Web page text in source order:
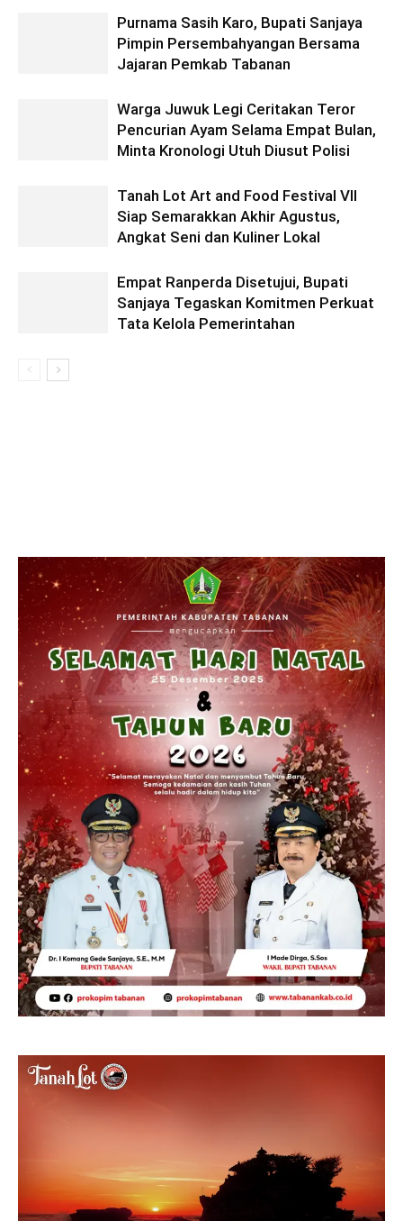
Purnama Sasih Karo, Bupati Sanjaya
Pimpin Persembahyangan Bersama
Jajaran Pemkab Tabanan
Warga Juwuk Legi Ceritakan Teror
Pencurian Ayam Selama Empat Bulan,
Minta Kronologi Utuh Diusut Polisi
Tanah Lot Art and Food Festival VII
Siap Semarakkan Akhir Agustus,
Angkat Seni dan Kuliner Lokal
Empat Ranperda Disetujui, Bupati
Sanjaya Tegaskan Komitmen Perkuat
Tata Kelola Pemerintahan